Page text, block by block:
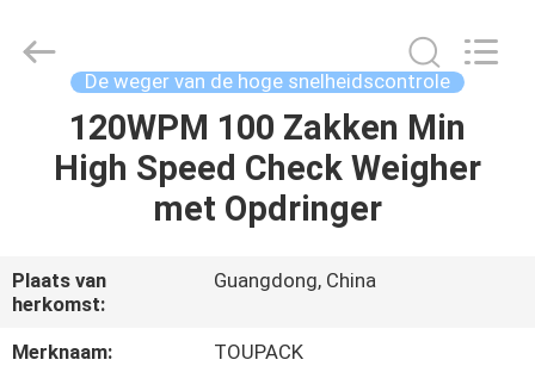
THUIS
PRODUCTEN
OVER
ONS
De weger van de hoge snelheidscontrole
120WPM 100 Zakken Min
High Speed Check Weigher
met Opdringer
Plaats van
herkomst:
Guangdong, China
Merknaam:
TOUPACK